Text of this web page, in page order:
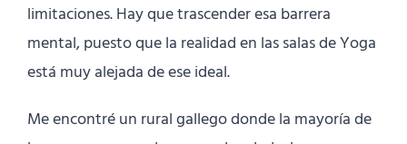
limitaciones. Hay que trascender esa barrera
mental, puesto que la realidad en las salas de Yoga
está muy alejada de ese ideal.
Me encontré un rural gallego donde la mayoría de